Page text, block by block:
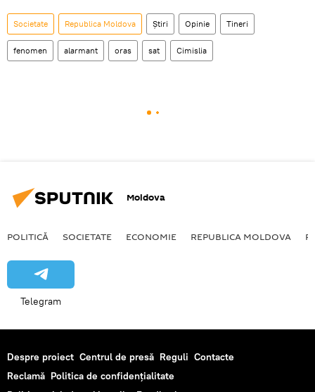
Societate Republica Moldova Știri Opinie Tineri
fenomen alarmant oras sat Cimislia
Moldova
POLITICĂ SOCIETATE ECONOMIE REPUBLICA MOLDOVA
Telegram
Despre proiect Centrul de presă Reguli Contacte
Reclamă Politica de confidențialitate